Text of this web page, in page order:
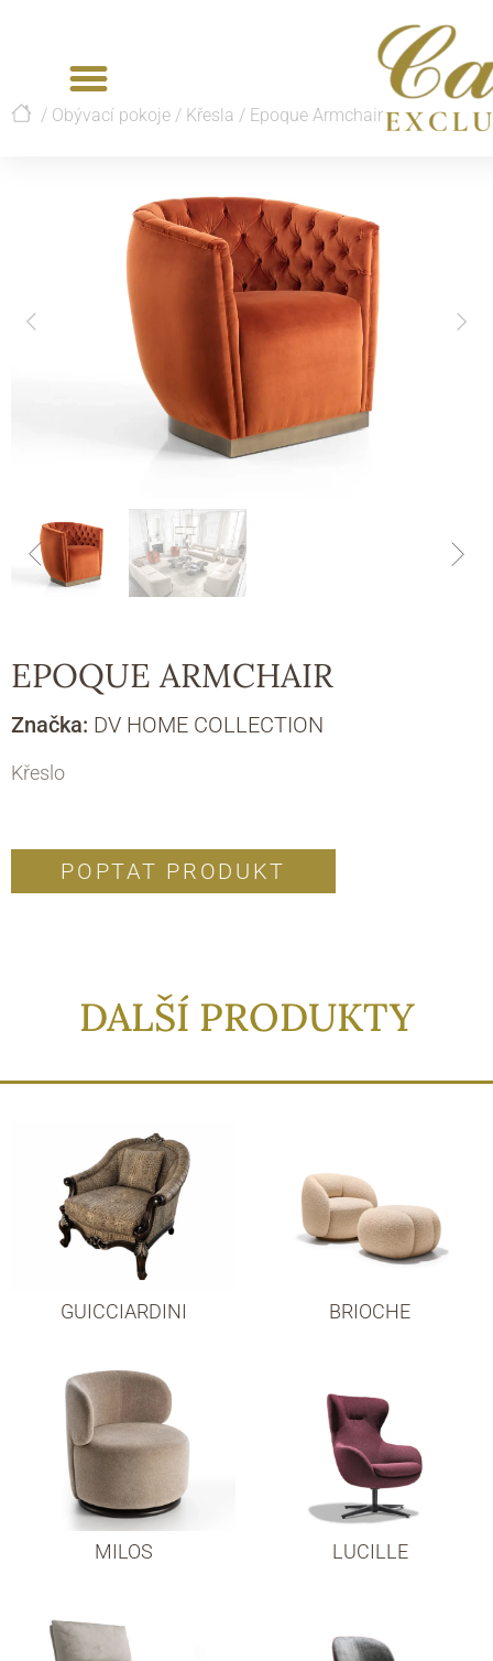
/ Obývací pokoje / Křesla / Epoque Armchair
EPOQUE ARMCHAIR
Značka: DV HOME COLLECTION
Křeslo
POPTAT PRODUKT
DALŠÍ PRODUKTY
GUICCIARDINI BRIOCHE
MILOS LUCILLE